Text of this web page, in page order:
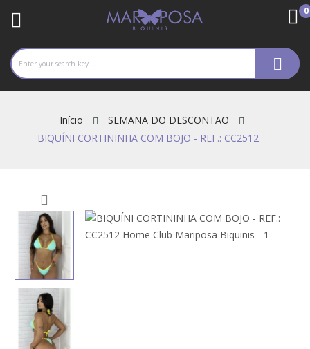
0
Início
SEMANA DO DESCONTÃO
BIQUÍNI CORTININHA COM BOJO - REF.: CC2512